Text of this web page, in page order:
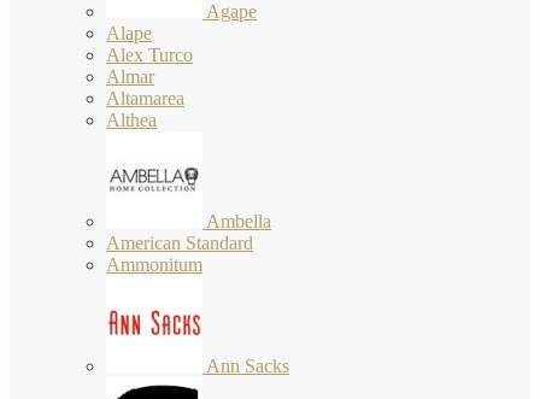
Agape
Alape
Alex Turco
Almar
Altamarea
Althea
Ambella
American Standard
Ammonitum
Ann Sacks